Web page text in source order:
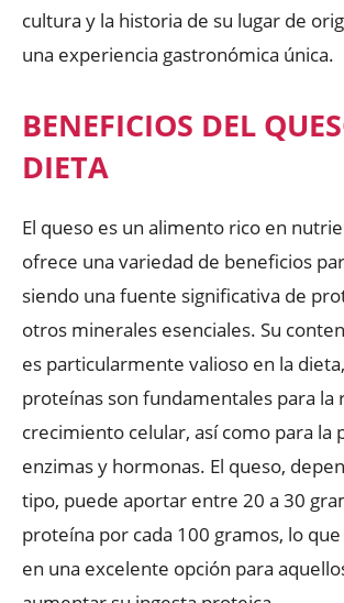
cultura y la historia de su lugar de
una experiencia gastronómica única.
BENEFICIOS DEL
DIETA
El queso es un alimento rico en
ofrece una variedad de beneficios
siendo una fuente significativa de
otros minerales esenciales. Su
es particularmente valioso en la
proteínas son fundamentales para la
crecimiento celular, así como para la
enzimas y hormonas. El queso,
tipo, puede aportar entre 20 a 30
proteína por cada 100 gramos, lo
en una excelente opción para